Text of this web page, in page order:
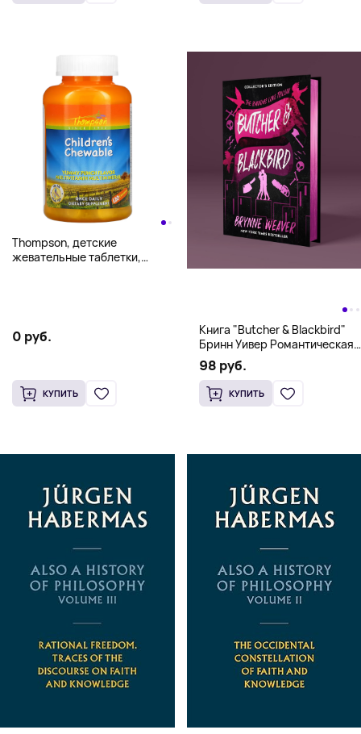
Thompson, детские
жевательные таблетки,
0 руб.
КУПИТЬ
Книга "Butcher & Blackbird"
Бринн Уивер Романтическая
комедия о серийных убийцах
(18+)
98 руб.
КУПИТЬ